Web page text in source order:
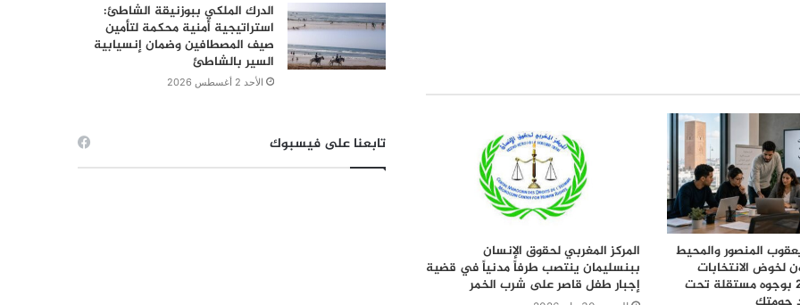
المنصور والمحيط
لخوض الانتخابات
التشريعية 2026 بوجوه مستقلة تحت
المركز المغربي لحقوق الإنسان
ببنسليمان ينتصب طرفاً مدنياً في قضية
إجبار طفل قاصر على شرب الخمر
الدرك الملكي ببوزنيقة الشاطئ:
استراتيجية أمنية محكمة لتأمين
صيف المصطافين وضمان إنسيابية
السير بالشاطئ
الأحد 2 أغسطس 2026
تابعنا على فيسبوك